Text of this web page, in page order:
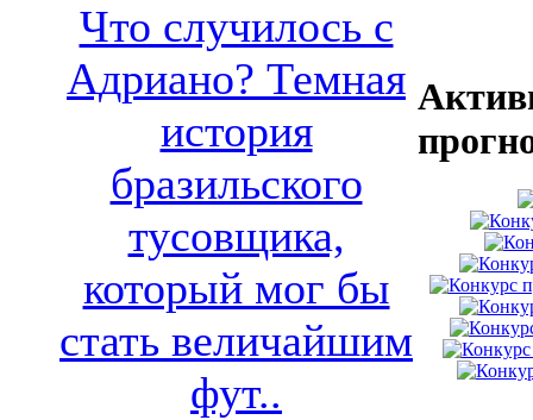
Что случилось с
Адриано? Темная
история
бразильского
тусовщика,
который мог бы
стать величайшим
фут..